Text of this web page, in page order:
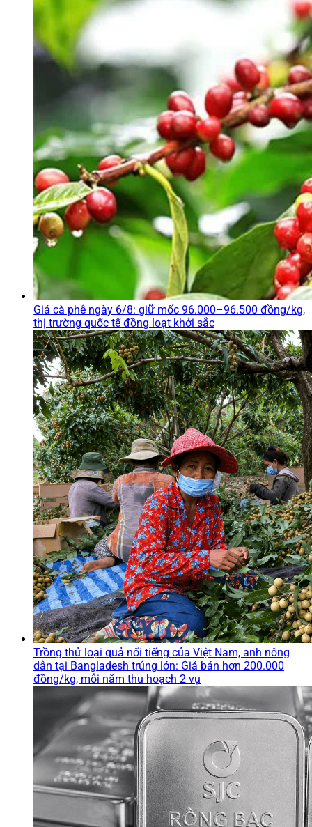
Giá cà phê ngày 6/8: giữ mốc 96.000–96.500 đồng/kg,
thị trường quốc tế đồng loạt khởi sắc
Trồng thử loại quả nổi tiếng của Việt Nam, anh nông
dân tại Bangladesh trúng lớn: Giá bán hơn 200.000
đồng/kg, mỗi năm thu hoạch 2 vụ